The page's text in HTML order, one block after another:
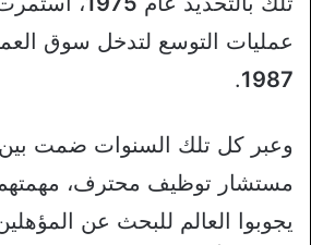
عمليات التوسع لتدخل سوق
1987
.
وعبر كل تلك السنوات ضمت
مستشار توظيف محترف،
يجوبوا العالم للبحث عن